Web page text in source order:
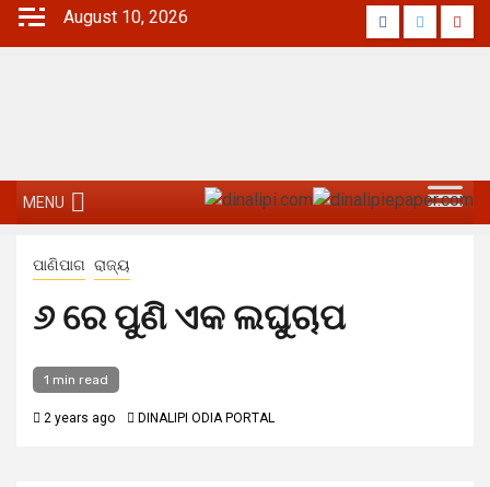
Skip
August 10, 2026 Facebook
Twitter
MENU
ପାଣିପାଗ ରାଜ୍ୟ
୬ ରେ ପୁଣି ଏକ ଲଘୁଚାପ
1 min read
2 years ago DINALIPI ODIA PORTAL